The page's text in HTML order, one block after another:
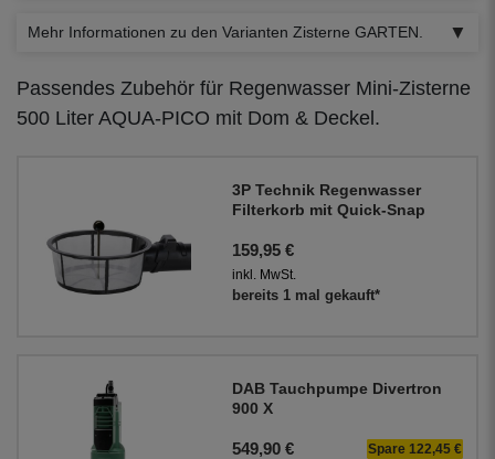
Mehr Informationen zu den Varianten Zisterne GARTEN.
Passendes Zubehör für Regenwasser Mini-Zisterne
500 Liter AQUA-PICO mit Dom & Deckel.
3P Technik Regenwasser
Filterkorb mit Quick-Snap
159,95 €
inkl. MwSt.
bereits 1 mal gekauft*
DAB Tauchpumpe Divertron
900 X
549,90 €
Spare 122,45 €